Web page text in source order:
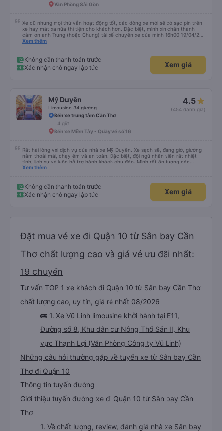
Văn Phòng Sài Gòn
Xe cũ nhưng mọi thứ vẫn hoạt động tốt, các dòng xe mới sẽ có sạc pin trên
xe hay mát xa nữa thì tiện cho khách hơn. Đặc biệt, mình xin chân thành
cảm ơn anh Trung (hoặc Chung) tài xế chuyến xe của mình 16h00 19/04/26
đã nhiệt tình giúp đỡ mình nhận lại điện thoại và ví bỏ quên ở văn phòng Cao
đồ của mình được đựng trong hộp, bọc kĩ, chống sốc, có dán nhãn đàng
hoàng. Rất cảm kích điều này.
Xem thêm
Không cần thanh toán trước
Xác nhận chỗ ngay lập tức
Xem giá
Mỹ Duyên
Limousine 34 giường
4.5
(454 đánh giá)
Bến xe trung tâm Cần Thơ
4 giờ
Bến xe Miền Tây - Quầy vé số 16
Rất hài lòng với dịch vụ của nhà xe Mỹ Duyên. Xe sạch sẽ, đúng giờ, giường
nằm thoải mái, chạy êm và an toàn. Đặc biệt, đội ngũ nhân viên rất nhiệt
tình, lịch sự và luôn hỗ trợ hành khách chu đáo. Mình rất ấn tượng các
anh/chị nhân viên trung chuyển ở Mỹ Luông. Mọi người rất thân thiện, đón
cảm giác rất yên tâm khi di chuyển. Chắc chắn sẽ tiếp tục lựa chọn nhà xe
Mỹ Duyên trong những chuyến đi sắp tới. Cảm ơn nhà xe và đội ngũ nhân
viên đã mang đến một chuyến đi thật thoải mái!
Xem thêm
Không cần thanh toán trước
Xác nhận chỗ ngay lập tức
Xem giá
Đặt mua vé xe đi Quận 10 từ Sân bay Cần
Thơ chất lượng cao và giá vé ưu đãi nhất:
19 chuyến
Tư vấn TOP 1 xe khách đi Quận 10 từ Sân bay Cần Thơ
chất lượng cao, uy tín, giá rẻ nhất 08/2026
🚌 1. Xe Vũ Linh limousine khởi hành tại E11,
Đường số 8, Khu dân cư Nông Thổ Sản II, Khu
vực Thạnh Lợi (Văn Phòng Công ty Vũ Linh)
Những câu hỏi thường gặp về tuyến xe từ Sân bay Cần
Thơ đi Quận 10
Thông tin tuyến đường
Giới thiệu tuyến đường xe đi Quận 10 từ Sân bay Cần
Thơ
1. Về chất lượng, review, đánh giá nhà xe Sân bay